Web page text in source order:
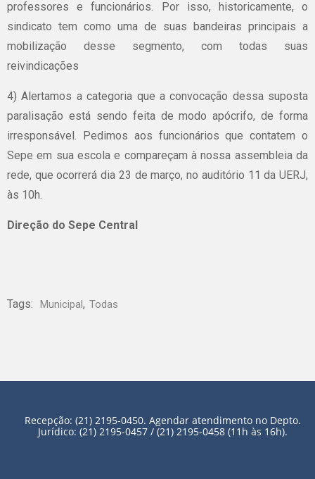
professores e funcionários. Por isso, historicamente, o
sindicato tem como uma de suas bandeiras principais a
mobilização desse segmento, com todas suas
reivindicações
4) Alertamos a categoria que a convocação dessa suposta
paralisação está sendo feita de modo apócrifo, de forma
irresponsável. Pedimos aos funcionários que contatem o
Sepe em sua escola e compareçam à nossa assembleia da
rede, que ocorrerá dia 23 de março, no auditório 11 da UERJ,
às 10h.
Direção do Sepe Central
Tags: Municipal, Todas
Recepção: (21) 2195-0450. Agendar atendimento no Depto.
Jurídico: (21) 2195-0457 / (21) 2195-0458 (11h às 16h).